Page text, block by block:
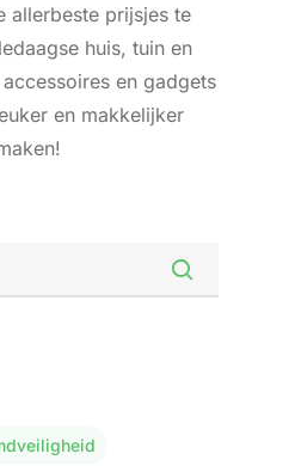
allerbeste prijsjes te
huis, tuin en
en gadgets
en makkelijker